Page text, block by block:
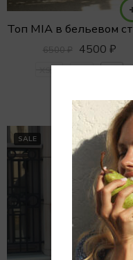
6500₽ 4500 ₽
XS/S
SALE